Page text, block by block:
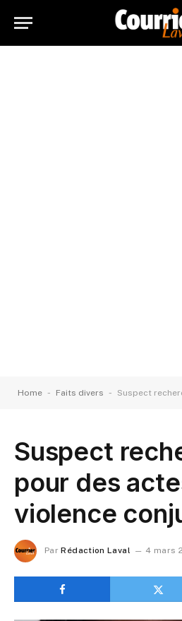
Home - Faits divers - Suspect recherché
Suspect
pour des
violence
Par Rédaction Laval 4 mars